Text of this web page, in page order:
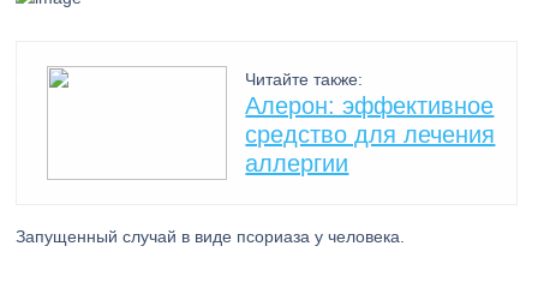
Читайте также:
Алерон: эффективное
средство для лечения
аллергии
Запущенный случай в виде псориаза у человека.